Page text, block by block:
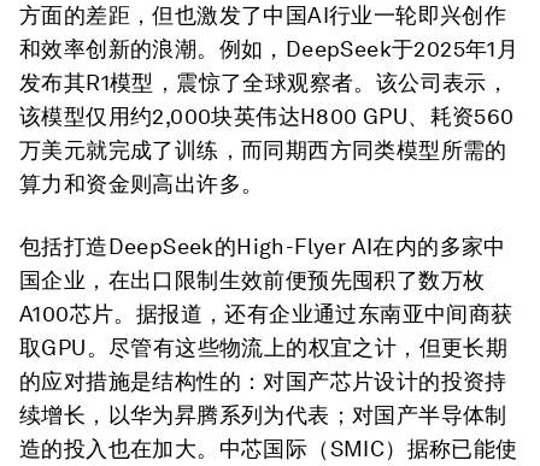
方面的差距，但也激发了中国AI行业一轮即兴创作
和效率创新的浪潮。例如，DeepSeek于2025年1月
发布其R1模型，震惊了全球观察者。该公司表示，
该模型仅用约2,000块英伟达H800 GPU、耗资560
万美元就完成了训练，而同期西方同类模型所需的
算力和资金则高出许多。
包括打造DeepSeek的High-Flyer AI在内的多家中
国企业，在出口限制生效前便预先囤积了数万枚
A100芯片。据报道，还有企业通过东南亚中间商获
取GPU。尽管有这些物流上的权宜之计，但更长期
的应对措施是结构性的：对国产芯片设计的投资持
续增长，以华为昇腾系列为代表；对国产半导体制
造的投入也在加大。中芯国际（SMIC）据称已能使